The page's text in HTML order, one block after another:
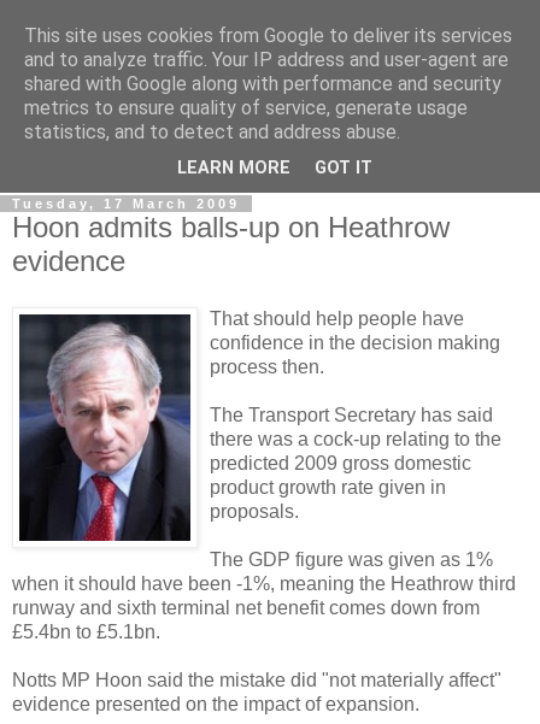
LOBBYDOG
Gossip, opinion and Westminster tales. The inside track on
what your Notts MPs are up to...
Tuesday, 17 March 2009
Hoon admits balls-up on Heathrow
evidence
That should help people have
confidence in the decision making
process then.
The Transport Secretary has said
there was a cock-up relating to the
predicted 2009 gross domestic
product growth rate given in
proposals.
The GDP figure was given as 1%
when it should have been -1%, meaning the Heathrow third
runway and sixth terminal net benefit comes down from
£5.4bn to £5.1bn.
Notts MP Hoon said the mistake did "not materially affect"
evidence presented on the impact of expansion.
This site uses cookies from Google to deliver its services
and to analyze traffic. Your IP address and user-agent are
shared with Google along with performance and security
metrics to ensure quality of service, generate usage
statistics, and to detect and address abuse.
LEARN MORE GOT IT